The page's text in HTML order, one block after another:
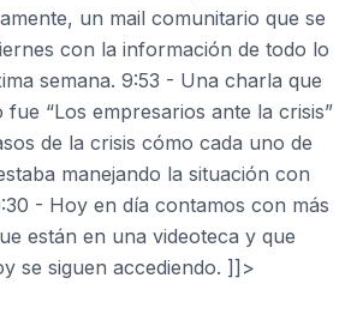
un mail comunitario que se
con la información de todo lo
semana. 9:53 - Una charla que
“Los empresarios ante la crisis”
de la crisis cómo cada uno de
manejando la situación con
- Hoy en día contamos con más
están en una videoteca y que
se siguen accediendo. ]]>